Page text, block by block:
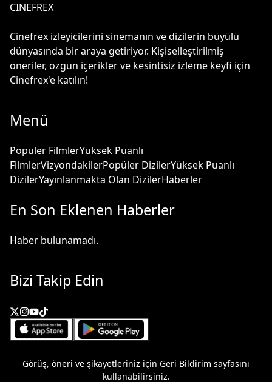
CINEFREX
Cinefrex izleyicilerini sinemanın ve dizilerin büyülü
dünyasında bir araya getiriyor. Kişiselleştirilmiş
öneriler, özgün içerikler ve kesintisiz izleme keyfi için
Cinefrex'e katılın!
Menü
Popüler FilmlerYüksek Puanlı
FilmlerVizyondakilerPopüler DizilerYüksek Puanlı
DizilerYayınlanmakta Olan DizilerHaberler
En Son Eklenen Haberler
Haber bulunamadı.
Bizi Takip Edin
Görüş, öneri ve şikayetleriniz için Geri Bildirim sayfasını
kullanabilirsiniz.